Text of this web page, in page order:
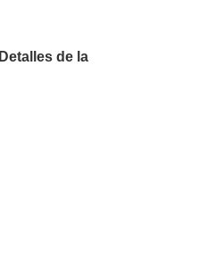
Detalles de la